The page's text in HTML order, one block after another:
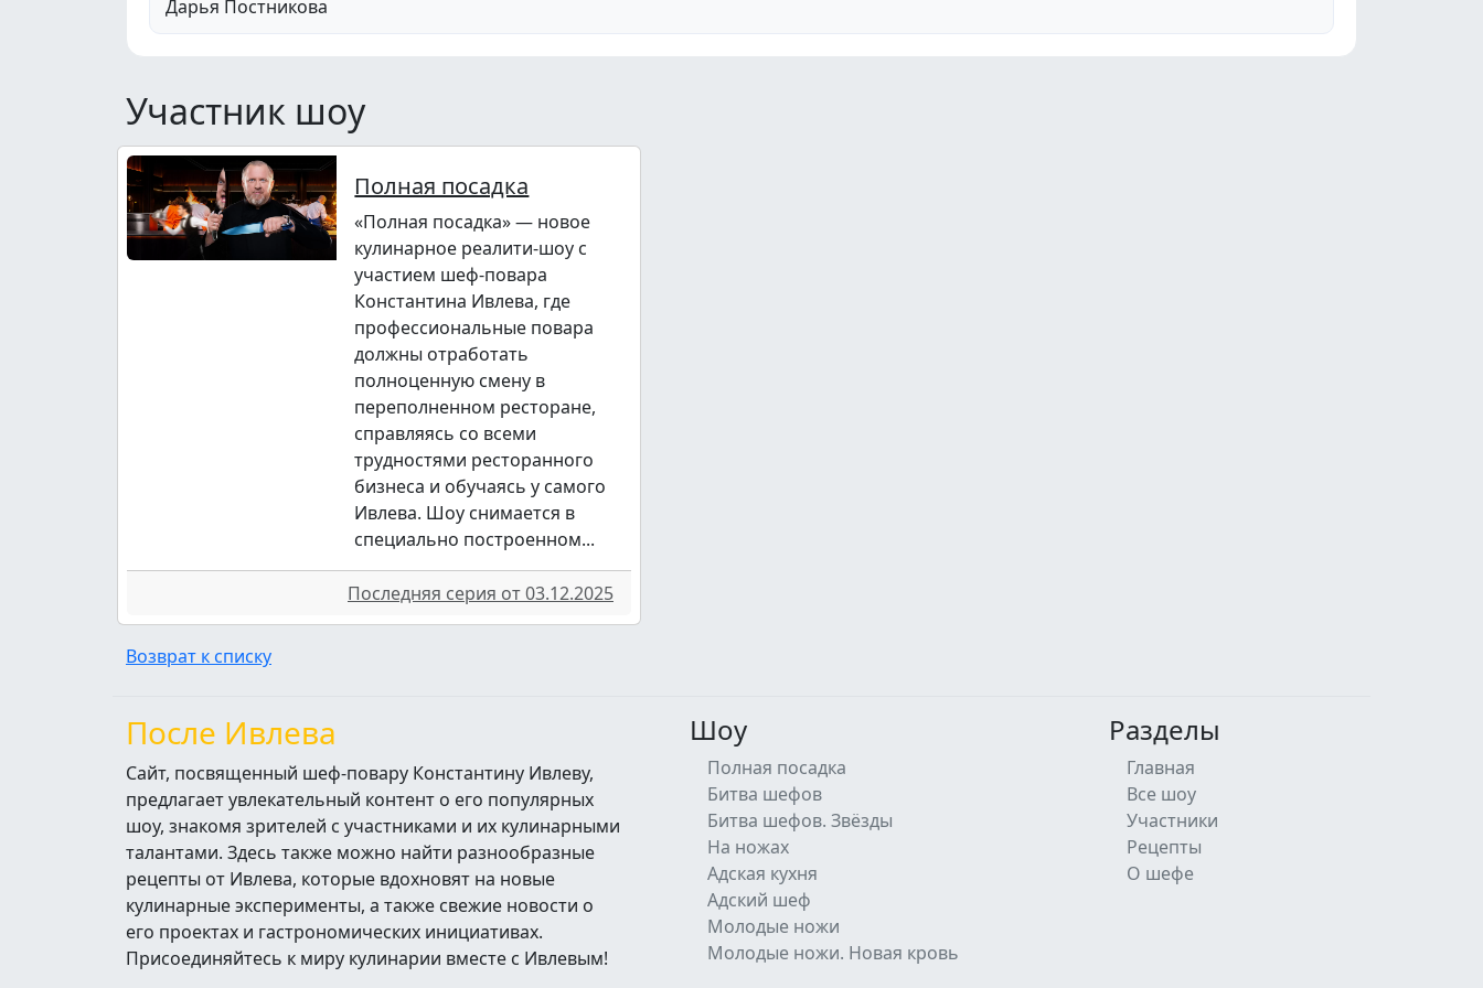
Дарья Постникова
Участник шоу
Полная посадка
«Полная посадка» — новое
кулинарное реалити-шоу с
участием шеф-повара
Константина Ивлева, где
профессиональные повара
должны отработать
полноценную смену в
переполненном ресторане,
справляясь со всеми
трудностями ресторанного
бизнеса и обучаясь у самого
Ивлева. Шоу снимается в
специально построенном...
Последняя серия от 03.12.2025
Возврат к списку
После Ивлева
Сайт, посвященный шеф-повару Константину Ивлеву,
предлагает увлекательный контент о его популярных
шоу, знакомя зрителей с участниками и их кулинарными
талантами. Здесь также можно найти разнообразные
рецепты от Ивлева, которые вдохновят на новые
кулинарные эксперименты, а также свежие новости о
его проектах и гастрономических инициативах.
Присоединяйтесь к миру кулинарии вместе с Ивлевым!
Шоу
Полная посадка
Битва шефов
Битва шефов. Звёзды
На ножах
Адская кухня
Адский шеф
Молодые ножи
Молодые ножи. Новая кровь
Разделы
Главная
Все шоу
Участники
Рецепты
О шефе